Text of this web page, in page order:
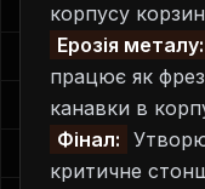
корпусу
Ерозія металу:
працює як
канавки в
Фінал:
критичне